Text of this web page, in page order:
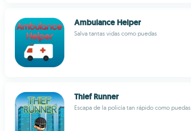
Ambulance Helper
Salva tantas vidas como puedas
Thief Runner
Escapa de la policía tan rápido como puedas